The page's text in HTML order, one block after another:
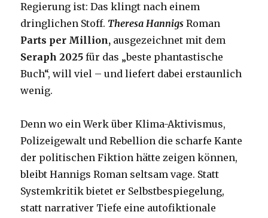
Regierung ist: Das klingt nach einem
dringlichen Stoff. Theresa Hannigs Roman
Parts per Million, ausgezeichnet mit dem
Seraph 2025 für das „beste phantastische
Buch“, will viel – und liefert dabei erstaunlich
wenig.
Denn wo ein Werk über Klima-Aktivismus,
Polizeigewalt und Rebellion die scharfe Kante
der politischen Fiktion hätte zeigen können,
bleibt Hannigs Roman seltsam vage. Statt
Systemkritik bietet er Selbstbespiegelung,
statt narrativer Tiefe eine autofiktionale